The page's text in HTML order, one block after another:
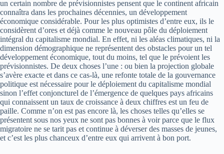
un certain nombre de prévisionnistes pensent que le continent africain
connaîtra dans les prochaines décennies, un développement
économique considérable. Pour les plus optimistes d’entre eux, ils le
considèrent d’ores et déjà comme le nouveau pôle du déploiement
intégral du capitalisme mondial. En effet, ni les aléas climatiques, ni la
dimension démographique ne représentent des obstacles pour un tel
développement économique, tout du moins, tel que le prévoient les
prévisionnistes. De deux choses l’une : ou bien la projection globale
s’avère exacte et dans ce cas-là, une refonte totale de la gouvernance
politique est nécessaire pour le déploiement du capitalisme mondial
sinon l’effet conjoncturel de l’émergence de quelques pays africains
qui connaissent un taux de croissance à deux chiffres est un feu de
paille. Comme n’on est pas encore là, les choses telles qu’elles se
présentent sous nos yeux ne sont pas bonnes à voir parce que le flux
migratoire ne se tarit pas et continue à déverser des masses de jeunes,
et c’est les plus chanceux d’entre eux qui arrivent à bon port.